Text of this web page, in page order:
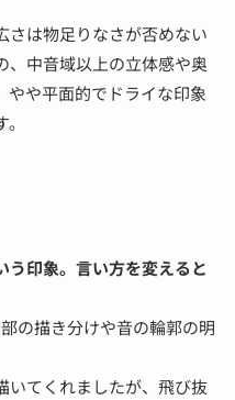
さは物足りなさが否めない
、中音域以上の立体感や奥
やや平面的でドライな印象
う印象。言い方を変えると
の描き分けや音の輪郭の明
いてくれましたが、飛び抜